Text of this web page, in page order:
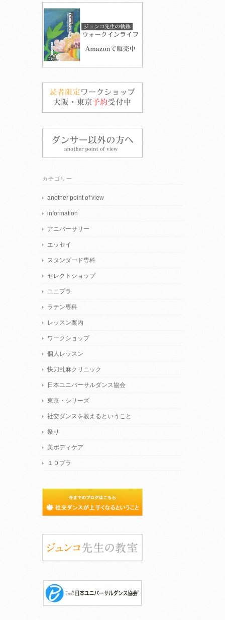
カテゴリー
another point of view
information
アニバーサリー
エッセイ
スタンダード専科
セレクトショップ
ユニプラ
ラテン専科
レッスン案内
ワークショップ
個人レッスン
快刀乱麻クリニック
日本ユニバーサルダンス協会
東京・シリーズ
社交ダンスを教えるということ
祭り
美ボディケア
１０プラ